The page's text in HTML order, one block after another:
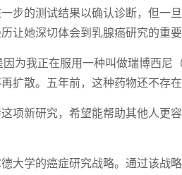
步的测试结果以确认诊断，但一
让她深切体会到乳腺癌研究的重要
因为我正在服用一种叫做瑞博西尼
扩散。五年前，这种药物还不存
项新研究，希望能帮助其他人更
大学的癌症研究战略。通过该战